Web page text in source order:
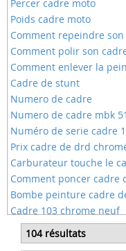
Percer cadre moto
Poids cadre moto
Comment repeindre son
Comment polir son
Comment enlever la
Cadre de stunt
Numero de cadre
Numero de cadre mbk 51
Numéro de serie cadre
Prix cadre de drd
Carburateur touche le
Comment poncer cadre
Bombe peinture cadre
Cadre 103 chrome neuf
Cadre 103 spx peugeot
Cadre chrome 103 neuf
104 résultats